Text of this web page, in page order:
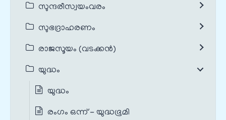
സുന്ദരീസ്വയംവരം
സുഭദ്രാഹരണം
രാജസൂയം (വടക്കൻ)
യുദ്ധം
യുദ്ധം
രംഗം ഒന്ന് - യുദ്ധഭൂമി